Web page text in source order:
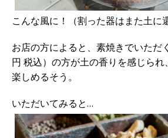
こんな風に！（割った器はまた土に
お店の方によると、素焼きでいただ
円 税込）の方が土の香りを感じら
楽しめるそう。
いただいてみると…